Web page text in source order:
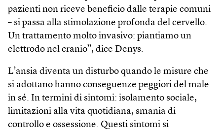
pazienti non riceve beneficio dalle terapie comuni
– si passa alla stimolazione profonda del cervello.
Un trattamento molto invasivo: piantiamo un
elettrodo nel cranio”, dice Denys.
L’ansia diventa un disturbo quando le misure che
si adottano hanno conseguenze peggiori del male
in sé. In termini di sintomi: isolamento sociale,
limitazioni alla vita quotidiana, smania di
controllo e ossessione. Questi sintomi si